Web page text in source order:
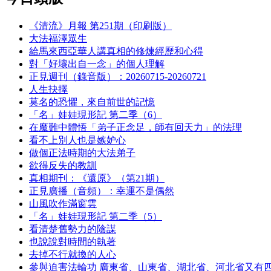
《清流》月報 第251期（印刷版）
大法福澤眾生
給馬來西亞華人講真相的修煉經歷和心得
對「好壞出自一念」的個人理解
正見週刊（錄音版）：20260715-20260721
人生抉擇
莫名的恐懼，來自前世的記憶
「名」娃娃現形記 第二季（6）
在魔難中體悟「弟子正念足，師有回天力」的法理
看不上別人也是嫉妒心
做個正法時期的大法弟子
欲得反失的教訓
真相期刊：《還原》（第21期）
正見廣播（音頻）：幸運不是偶然
山風吹作滿窗雲
「名」娃娃現形記 第二季（5）
看清楚舊勢力的陰謀
也說說對時間的執著
去掉不行就換的人心
參與迫害法輪功 廣東省、山東省、湖北省、河北省又有